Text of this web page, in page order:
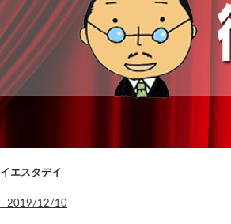
イエスタデイ
2019/12/10